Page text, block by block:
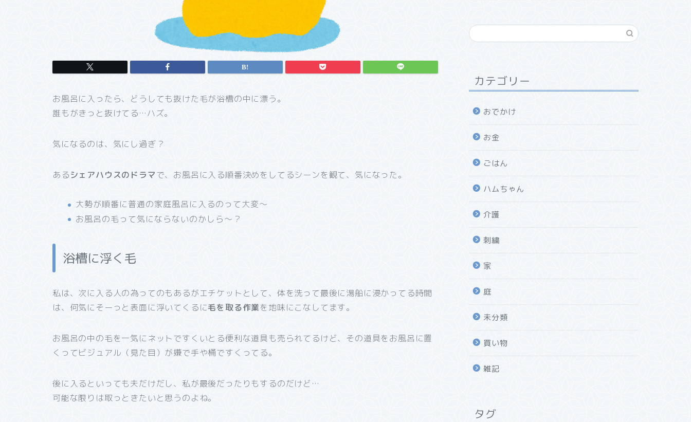
お風呂に入ったら、どうしても抜けた毛が浴槽の中に漂う。
誰もがきっと抜けてる…ハズ。
気になるのは、気にし過ぎ？
あるシェアハウスのドラマで、お風呂に入る順番決めをしてるシーンを観て、気になった。
大勢が順番に普通の家庭風呂に入るのって大変～
お風呂の毛って気にならないのかしら～？
浴槽に浮く毛
私は、次に入る人の為ってのもあるがエチケットとして、体を洗って最後に湯船に浸かってる時間
は、何気にそーっと表面に浮いてくるに毛を取る作業を地味にこなしてます。
お風呂の中の毛を一気にネットですくいとる便利な道具も売られてるけど、その道具をお風呂に置
くってビジュアル（見た目）が嫌で手や桶ですくってる。
後に入るといっても夫だけだし、私が最後だったりもするのだけど…
可能な限りは取っときたいと思うのよね。
カテゴリー
おでかけ
お金
ごはん
ハムちゃん
介護
刺繍
家
庭
未分類
買い物
雑記
タグ